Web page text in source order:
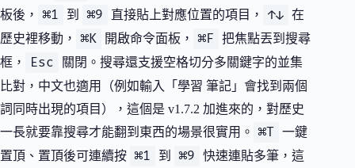
板後，
⌘1 到 ⌘9 直接貼上對應位置的項目， ↑↓ 在
歷史裡移動，
⌘K 開啟命令面板， ⌘F
把焦點丟到搜尋
框，
Esc
關閉。搜尋還支援空格切分多關鍵字的並集
比對，中文也適用（例如輸入「學習 筆記」會找到兩個
詞同時出現的項目），這個是 v1.7.2 加進來的，對歷史
一長就要靠搜尋才能翻到東西的場景很實用。
⌘T 一鍵
置頂、置頂後可連續按 ⌘1 到 ⌘9
快速連貼多筆，這